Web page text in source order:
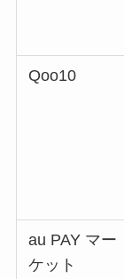
Qoo10
au PAY マー
ケット